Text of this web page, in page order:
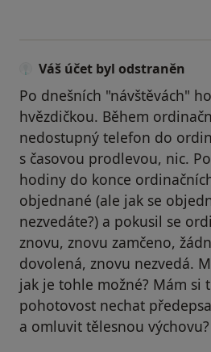
Váš účet byl odstraněn
Po dnešních "návštěvách"
hvězdičkou. Během
nedostupný telefon do
s časovou prodlevou, nic.
hodiny do konce
objednané (ale jak se
nezvedáte?) a pokusil se
znovu, znovu zamčeno,
dovolená, znovu nezvedá.
jak je tohle možné? Mám si
pohotovost nechat
a omluvit tělesnou